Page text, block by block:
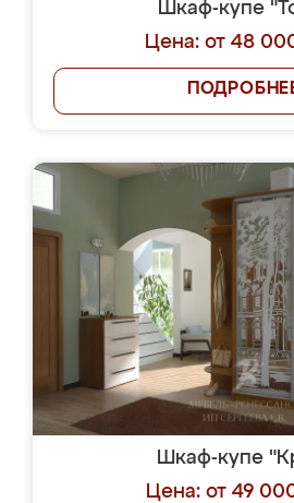
Шкаф-купе
Цена: от 48
Шкаф-купе
Цена: от 49